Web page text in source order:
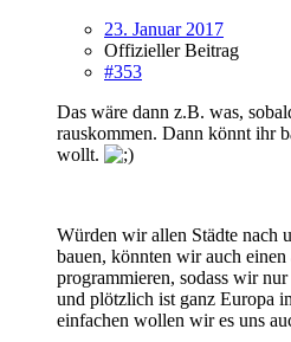
23. Januar 2017
Offizieller Beitrag
#353
Das wäre dann z.B. was,
rauskommen. Dann könnt ihr
wollt.
Würden wir allen Städte nach
bauen, könnten wir auch
programmieren, sodass wir
und plötzlich ist ganz Europa
einfachen wollen wir es uns